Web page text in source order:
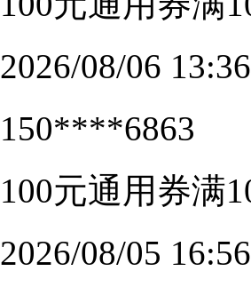
2026/08/06
150****6863
100元通用券满
2026/08/05